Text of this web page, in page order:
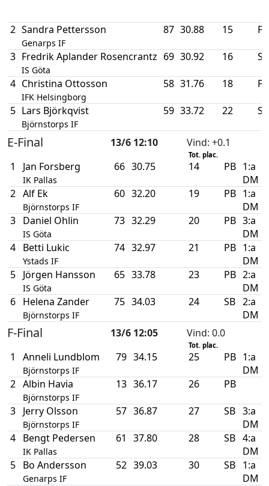
2 Sandra Pettersson
Genarps IF
87 30.88 15 PB
3 Fredrik Aplander Rosencrantz
IS Göta
69 30.92 16 SB
4 Christina Ottosson
IFK Helsingborg
58 31.76 18 PB
5 Lars Björkqvist
Björnstorps IF
59 33.72 22 SB
E-Final 13/6 12:10 Vind: +0.1
Tot. plac.
1 Jan Forsberg
IK Pallas
66 30.75 14 PB 1:a
DM
2 Alf Ek
Björnstorps IF
60 32.20 19 PB 1:a
DM
3
Daniel Ohlin
IS Göta
73 32.29 20 PB 3:a
DM
4
Betti Lukic
Ystads IF
74 32.97 21 PB 1:a
DM
5
Jörgen Hansson
IS Göta
65 33.78 23 PB 2:a
DM
6
Helena Zander
Björnstorps IF
75 34.03 24 SB 2:a
DM
F-Final 13/6 12:05 Vind: 0.0
Tot. plac.
1 Anneli Lundblom
Björnstorps IF
79 34.15 25 PB 1:a
DM
2 Albin Havia
Björnstorps IF
13 36.17 26 PB
3 Jerry Olsson
Björnstorps IF
57 36.87 27 SB 3:a
DM
4
Bengt Pedersen
IK Pallas
61 37.80 28 SB 4:a
DM
5
Bo Andersson
Genarps IF
52 39.03 30 SB
1:a
DM